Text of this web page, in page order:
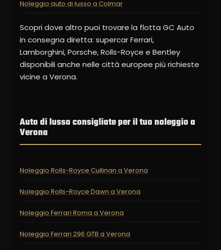
Noleggio auto di lusso a Colmar
Scopri dove altro puoi trovare la flotta GC Auto
in consegna diretta: supercar Ferrari,
Lamborghini, Porsche, Rolls-Royce e Bentley
disponibili anche nelle città europee più richieste
vicine a Verona.
Auto di lusso consigliate per il tuo noleggio a
Verona
Noleggio Rolls-Royce Cullinan a Verona
Noleggio Rolls-Royce Dawn a Verona
Noleggio Ferrari Roma a Verona
Noleggio Ferrari 296 GTB a Verona